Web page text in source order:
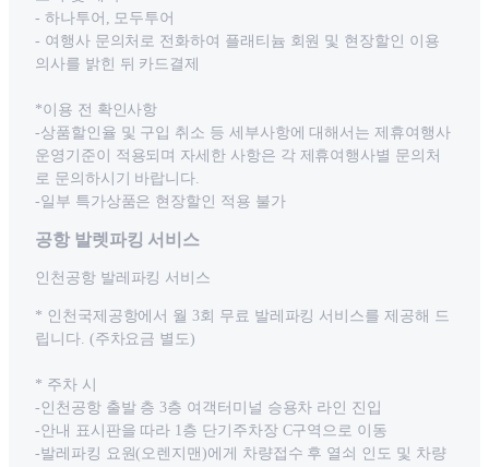
- 하나투어, 모두투어
- 여행사 문의처로 전화하여 플래티늄 회원 및 현장할인 이용
의사를 밝힌 뒤 카드결제
*이용 전 확인사항
-상품할인율 및 구입 취소 등 세부사항에 대해서는 제휴여행사
운영기준이 적용되며 자세한 사항은 각 제휴여행사별 문의처
로 문의하시기 바랍니다.
-일부 특가상품은 현장할인 적용 불가
공항 발렛파킹 서비스
인천공항 발레파킹 서비스
* 인천국제공항에서 월 3회 무료 발레파킹 서비스를 제공해 드
립니다. (주차요금 별도)
* 주차 시
-인천공항 출발 층 3층 여객터미널 승용차 라인 진입
-안내 표시판을 따라 1층 단기주차장 C구역으로 이동
-발레파킹 요원(오렌지맨)에게 차량접수 후 열쇠 인도 및 차량